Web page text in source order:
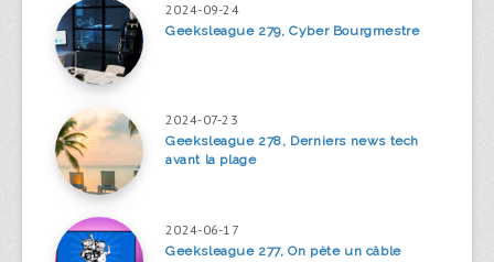
2024-09-24
Geeksleague 279, Cyber Bourgmestre
2024-07-23
Geeksleague 278, Derniers news tech
avant la plage
2024-06-17
Geeksleague 277, On pète un câble